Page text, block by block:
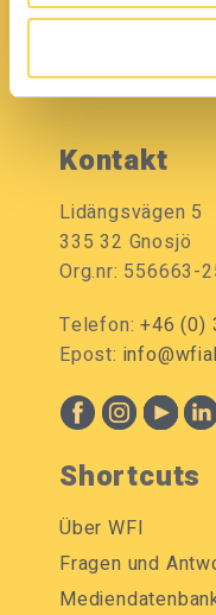
Kontakt
Lidängsvägen 5
335 32 Gnosjö
Org.nr: 556663-
Telefon:+46 (0)
Epost:
Shortcuts
Über WFI
Fragen und